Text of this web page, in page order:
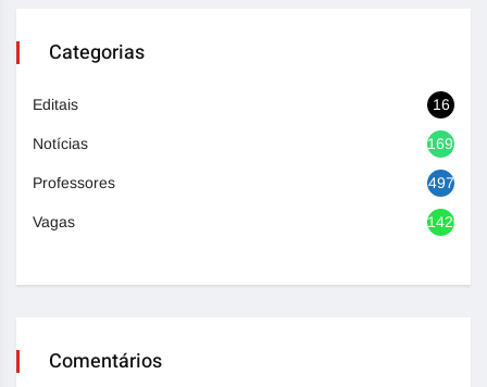
Categorias
Editais 16
Notícias 1692
Professores 497
Vagas 1420
Comentários